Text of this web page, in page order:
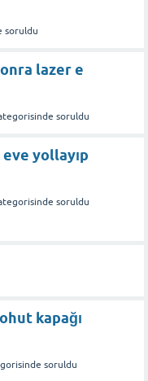
soruldu
lazer e
soruldu
yollayıp
soruldu
kapağı
soruldu